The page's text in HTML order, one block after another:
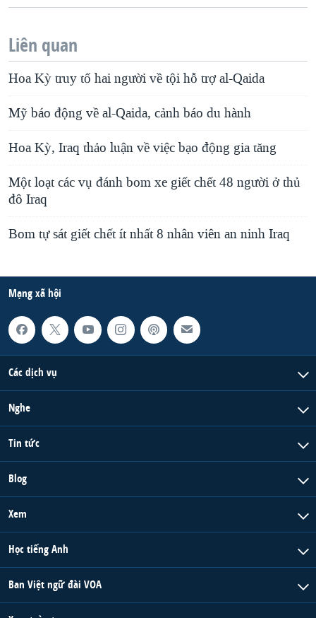
Liên quan
Hoa Kỳ truy tố hai người về tội hỗ trợ al-Qaida
Mỹ báo động về al-Qaida, cảnh báo du hành
Hoa Kỳ, Iraq thảo luận về việc bạo động gia tăng
Một loạt các vụ đánh bom xe giết chết 48 người ở thủ
đô Iraq
Bom tự sát giết chết ít nhất 8 nhân viên an ninh Iraq
Mạng xã hội
Các dịch vụ
Nghe
Tin tức
Blog
Xem
Học tiếng Anh
Ban Việt ngữ đài VOA